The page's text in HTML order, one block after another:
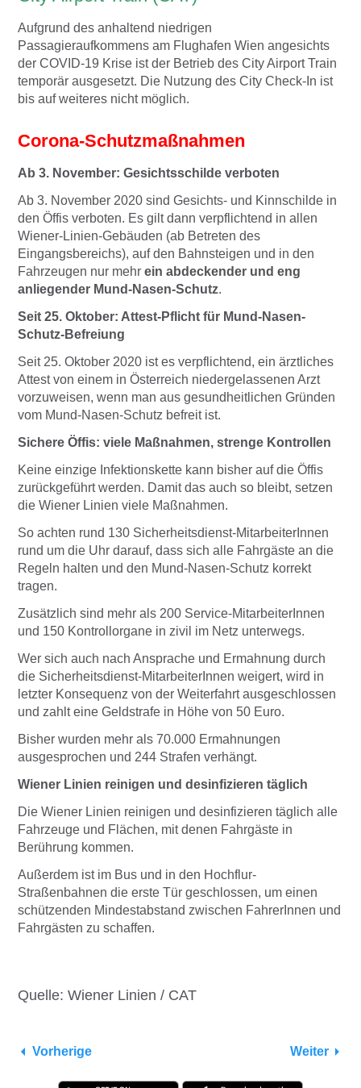
Aufgrund des anhaltend niedrigen
Passagieraufkommens am Flughafen Wien angesichts
der COVID-19 Krise ist der Betrieb des City Airport Train
temporär ausgesetzt. Die Nutzung des City Check-In ist
bis auf weiteres nicht möglich.
Corona-Schutzmaßnahmen
Ab 3. November: Gesichtsschilde verboten
Ab 3. November 2020 sind Gesichts- und Kinnschilde in
den Öffis verboten. Es gilt dann verpflichtend in allen
Wiener-Linien-Gebäuden (ab Betreten des
Eingangsbereichs), auf den Bahnsteigen und in den
Fahrzeugen nur mehr ein abdeckender und eng
anliegender Mund-Nasen-Schutz.
Seit 25. Oktober: Attest-Pflicht für Mund-Nasen-
Schutz-Befreiung
Seit 25. Oktober 2020 ist es verpflichtend, ein ärztliches
Attest von einem in Österreich niedergelassenen Arzt
vorzuweisen, wenn man aus gesundheitlichen Gründen
vom Mund-Nasen-Schutz befreit ist.
Sichere Öffis: viele Maßnahmen, strenge Kontrollen
Keine einzige Infektionskette kann bisher auf die Öffis
zurückgeführt werden. Damit das auch so bleibt, setzen
die Wiener Linien viele Maßnahmen.
So achten rund 130 Sicherheitsdienst-MitarbeiterInnen
rund um die Uhr darauf, dass sich alle Fahrgäste an die
Regeln halten und den Mund-Nasen-Schutz korrekt
tragen.
Zusätzlich sind mehr als 200 Service-MitarbeiterInnen
und 150 Kontrollorgane in zivil im Netz unterwegs.
Wer sich auch nach Ansprache und Ermahnung durch
die Sicherheitsdienst-MitarbeiterInnen weigert, wird in
letzter Konsequenz von der Weiterfahrt ausgeschlossen
und zahlt eine Geldstrafe in Höhe von 50 Euro.
Bisher wurden mehr als 70.000 Ermahnungen
ausgesprochen und 244 Strafen verhängt.
Wiener Linien reinigen und desinfizieren täglich
Die Wiener Linien reinigen und desinfizieren täglich alle
Fahrzeuge und Flächen, mit denen Fahrgäste in
Berührung kommen.
Außerdem ist im Bus und in den Hochflur-
Straßenbahnen die erste Tür geschlossen, um einen
schützenden Mindestabstand zwischen FahrerInnen und
Fahrgästen zu schaffen.
Quelle: Wiener Linien / CAT
Vorherige Weiter